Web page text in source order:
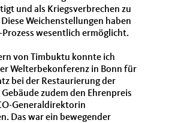
und als Kriegsverbrechen zu
Weichenstellungen haben
Prozess wesentlich ermöglicht.
von Timbuktu konnte ich
Welterbekonferenz in Bonn für
bei der Restaurierung der
zudem den Ehrenpreis
Generaldirektorin
Das war ein bewegender